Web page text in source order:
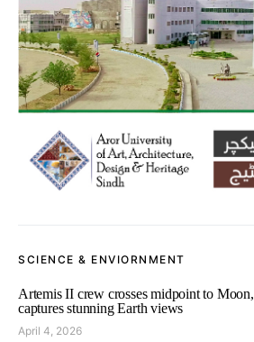
SCIENCE & ENVIORNMENT
Artemis II crew crosses midpoint to Moon,
captures stunning Earth views
April 4, 2026